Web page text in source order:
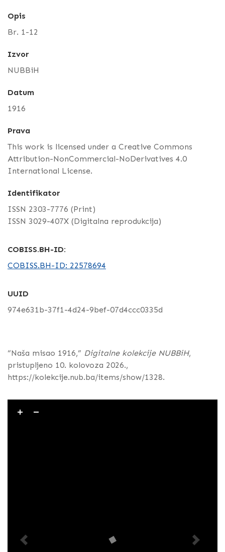
Opis
Br. 1-12
Izvor
NUBBiH
Datum
1916
Prava
This work is licensed under a Creative Commons
Attribution-NonCommercial-NoDerivatives 4.0
International License.
Identifikator
ISSN 2303-7776 (Print)
ISSN 3029-407X (Digitalna reprodukcija)
COBISS.BH-ID:
COBISS.BH-ID: 22578694
UUID
974e631b-37f1-4d24-9bef-07d4ccc0335d
“Naša misao 1916,” Digitalne kolekcije NUBBiH,
pristupljeno 10. kolovoza 2026.,
https://kolekcije.nub.ba/items/show/1328.